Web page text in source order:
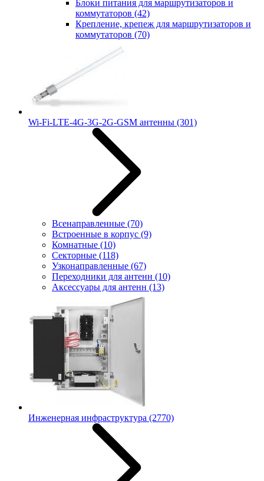
Блоки питания для маршрутизаторов и
коммутаторов (42)
Крепление, крепеж для маршрутизаторов и
коммутаторов (70)
Wi-Fi-LTE-4G-3G-2G-GSM антенны (301)
Всенаправленные (70)
Встроенные в корпус (9)
Комнатные (10)
Секторные (118)
Узконаправленные (67)
Переходники для антенн (10)
Аксессуары для антенн (13)
Инженерная инфраструктура (2770)